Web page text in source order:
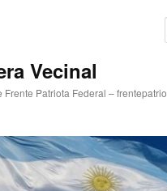
Vecinal
Frente Patriota Federal –